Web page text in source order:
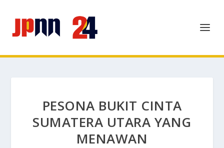
PESONA BUKIT CINTA
SUMATERA UTARA YANG
MENAWAN